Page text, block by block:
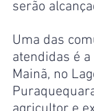
serão
Uma das
atendidas é
Mainã, no